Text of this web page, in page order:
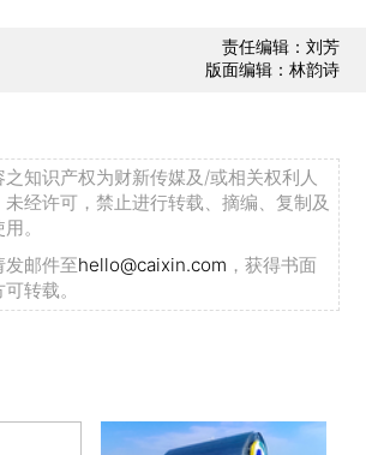
责任编辑：刘芳
版面编辑：林韵诗
知识产权为财新传媒及/或相关权利人
经许可，禁止进行转载、摘编、复制及
。
发邮件至hello@caixin.com ，获得书面
转载。